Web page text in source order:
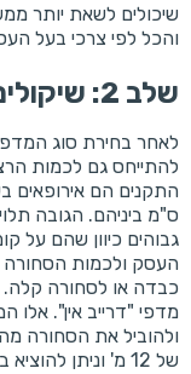
שיכולים לשאת יותר
והכל לפי צרכי בעל
שלב 2: שיקולים נוספים להקמת מדפים
לאחר בחירת סוג
להתייחס גם לכמות
ס"מ ביניהם. הגובה
גבוהים כיוון שהם על
העסק ולכמות
כבדה או לסחורה קלה.
מדפי "דרייב אין". אלו
ולהוביל את הסחורה
של 12 מ' וניתן להוציא בנוחות את הסחורה.